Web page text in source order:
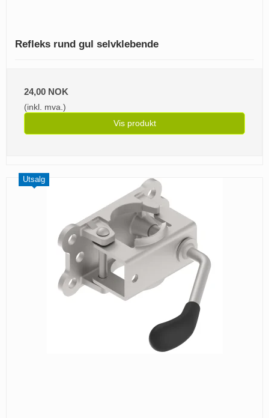
Refleks rund gul selvklebende
24,00 NOK
(inkl. mva.)
Vis produkt
Utsalg